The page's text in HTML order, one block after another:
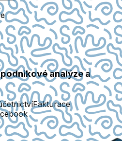
analýze a
Fakturace